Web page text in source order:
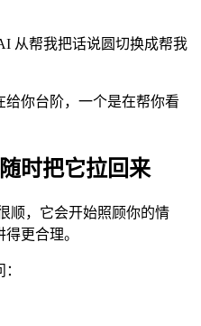
从帮我把话说圆切换成帮我
你台阶，一个是在帮你看
时把它拉回来
顺，它会开始照顾你的情
更合理。